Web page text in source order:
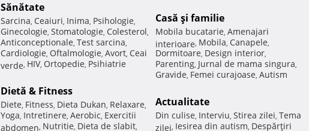
Sănătate
Sarcina, Ceaiuri, Inima, Psihologie,
Ginecologie, Stomatologie, Colesterol,
Anticonceptionale, Test sarcina,
Cardiologie, Oftalmologie, Avort, Ceai
verde, HIV, Ortopedie, Psihiatrie
Dietă & Fitness
Diete, Fitness, Dieta Dukan, Relaxare,
Yoga, Intretinere, Aerobic, Exercitii
abdomen, Nutritie, Dieta de slabit,
Casă şi familie
Mobila bucatarie, Amenajari
interioare, Mobila, Canapele,
Dormitoare, Design interior,
Parenting, Jurnal de mama singura,
Gravide, Femei curajoase, Autism
Actualitate
Din culise, Interviu, Stirea zilei, Tema
zilei, Iesirea din autism, Despărţiri